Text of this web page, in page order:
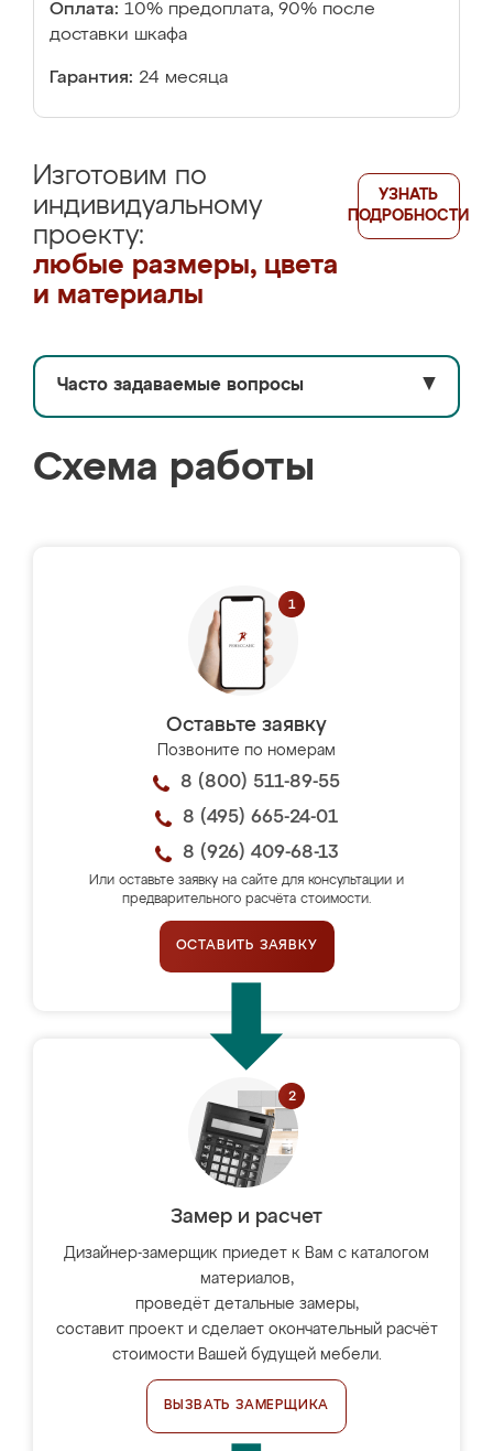
Оплата: 10% предоплата, 90% после
доставки шкафа
Гарантия: 24 месяца
Изготовим по
индивидуальному
проекту:
любые размеры, цвета
и материалы
УЗНАТЬ
ПОДРОБНОСТИ
Часто задаваемые вопросы ▼
Схема работы
Оставьте заявку
Позвоните по номерам
8 (800) 511-89-55
8 (495) 665-24-01
8 (926) 409-68-13
Или оставьте заявку на сайте для консультации и
предварительного расчёта стоимости.
ОСТАВИТЬ ЗАЯВКУ
Замер и расчет
Дизайнер-замерщик приедет к Вам с каталогом
материалов,
проведёт детальные замеры,
составит проект и сделает окончательный расчёт
стоимости Вашей будущей мебели.
ВЫЗВАТЬ ЗАМЕРЩИКА